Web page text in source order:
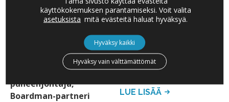
OLLI HOLMSTRÖM
puheenjohtaja,
Alumnihallituksen
puheenjohtaja,
Boardman-partneri
TIMO LAPPI
Boardman-partneri,
Boardman Oy:n
hallituksen
varapuheenjohtaja
LUE LISÄÄ
käyttökokemuksen parantamiseksi. Voit valita
asetuksista mitä evästeitä haluat hyväksyä.
Hyväksy kaikki
Hyväksy vain välttämättömät